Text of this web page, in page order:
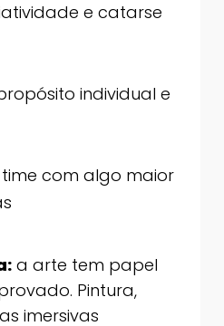
e catarse
individual e
com algo maior
a arte tem papel
Pintura,
imersivas